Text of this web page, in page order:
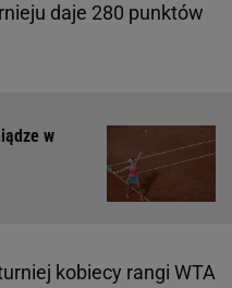
daje 280 punktów
w
kobiecy rangi WTA